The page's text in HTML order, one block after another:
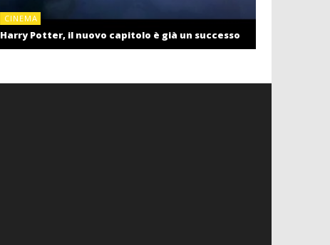
CINEMA
Harry Potter, il nuovo capitolo è già un successo